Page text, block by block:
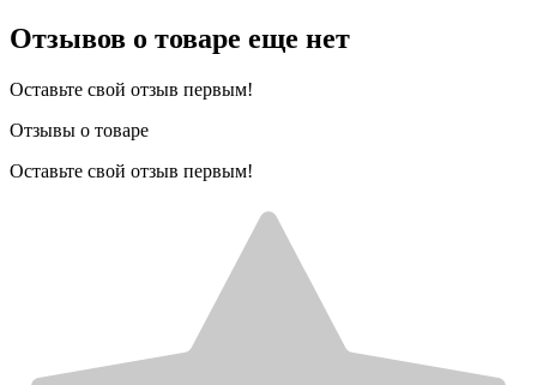
Отзывов о товаре еще нет
Оставьте свой отзыв первым!
Отзывы о товаре
Оставьте свой отзыв первым!